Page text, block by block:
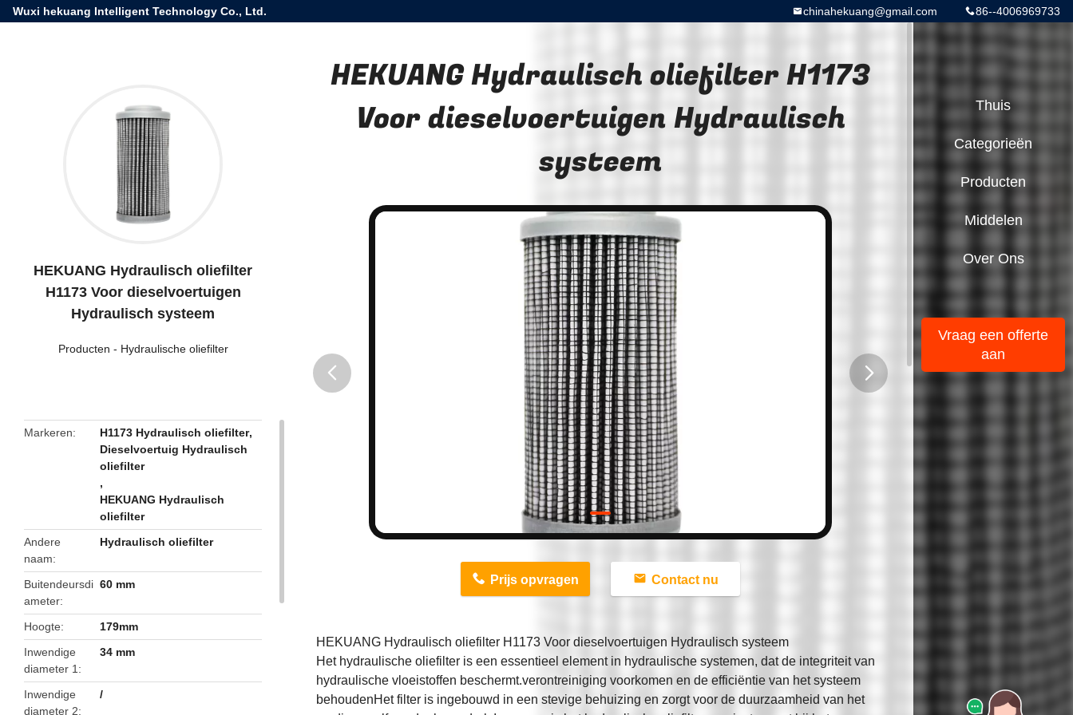
Wuxi hekuang Intelligent Technology Co., Ltd. 86--4006969733
chinahekuang@gmail.com
HEKUANG Hydraulisch oliefilter
H1173 Voor dieselvoertuigen
Hydraulisch systeem
Producten - Hydraulische oliefilter
Markeren H1173 Hydraulisch oliefilter,
Dieselvoertuig Hydraulisch
oliefilter
,
HEKUANG Hydraulisch
oliefilter
Andere
naam
Hydraulisch oliefilter
Buitendeursdi
ameter
60 mm
Hoogte
179mm
Inwendige
diameter 1
34 mm
Inwendige
diameter 2
/
HEKUANG Hydraulisch oliefilter H1173
Voor dieselvoertuigen Hydraulisch
systeem
Prijs opvragen Contact nu
HEKUANG Hydraulisch oliefilter H1173 Voor dieselvoertuigen Hydraulisch systeem
Het hydraulische oliefilter is een essentieel element in hydraulische systemen, dat de integriteit van
hydraulische vloeistoffen beschermt.verontreiniging voorkomen en de efficiëntie van het systeem
behoudenHet filter is ingebouwd in een stevige behuizing en zorgt voor de duurzaamheid van het
Thuis
Categorieën
Producten
Middelen
Over Ons
Vraag een offerte
aan